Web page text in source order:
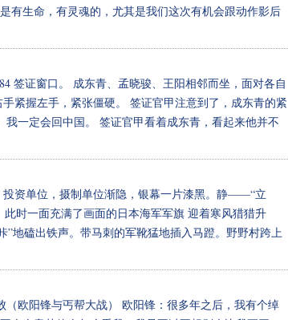
有生命，有灵魂的，尤其是我们这次有机会跟动作影后
签证窗口。 成东青、孟晓骏、王阳相邻而坐，面对各自
紧握左手，紧张僵硬。 签证官甲注意到了，成东青的紧
一定会回中国。 签证官甲看着成东青，看起来他并不
投资单位，摄制单位渐隐，银幕一片漆黑。静——“立
时一面充满了画面的日本海军军旗 迎着寒风猎猎升
地磕出铁声。带马刺的军靴猛地插入马蹬。野野村跨上
欧阳锋与丐帮大战） 欧阳锋：很多年之后，我有个绰